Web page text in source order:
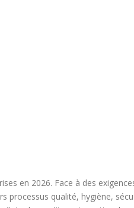
en 2026. Face à des
processus qualité, hygiène,